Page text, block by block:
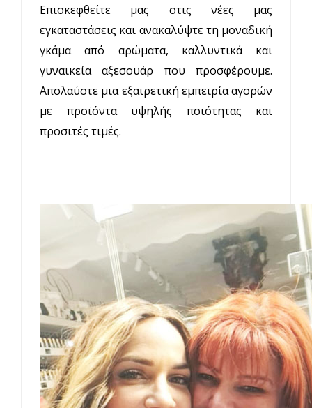
Επισκεφθείτε μας στις νέες μας
εγκαταστάσεις και ανακαλύψτε τη μοναδική
γκάμα από αρώματα, καλλυντικά και
γυναικεία αξεσουάρ που προσφέρουμε.
Απολαύστε μια εξαιρετική εμπειρία αγορών
με προϊόντα υψηλής ποιότητας και
προσιτές τιμές.